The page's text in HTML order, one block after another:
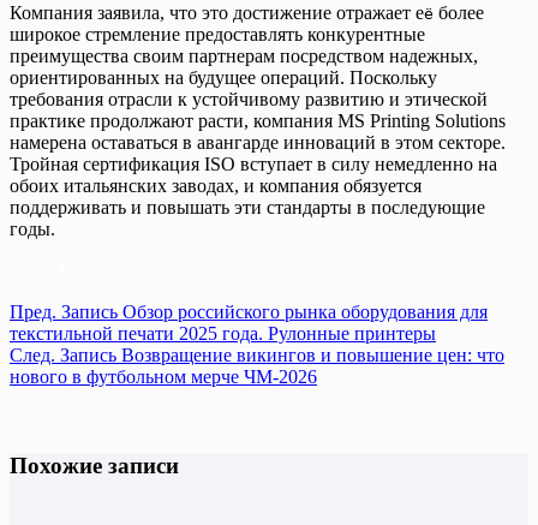
Компания заявила, что это достижение отражает её более
широкое стремление предоставлять конкурентные
преимущества своим партнерам посредством надежных,
ориентированных на будущее операций. Поскольку
требования отрасли к устойчивому развитию и этической
практике продолжают расти, компания MS Printing Solutions
намерена оставаться в авангарде инноваций в этом секторе.
Тройная сертификация ISO вступает в силу немедленно на
обоих итальянских заводах, и компания обязуется
поддерживать и повышать эти стандарты в последующие
годы.
Пред. Запись Обзор российского рынка оборудования для
текстильной печати 2025 года. Рулонные принтеры
След. Запись Возвращение викингов и повышение цен: что
нового в футбольном мерче ЧМ-2026
Похожие записи